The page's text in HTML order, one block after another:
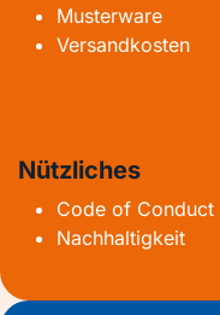
Musterware
Versandkosten
Nützliches
Code of Conduct
Nachhaltigkeit